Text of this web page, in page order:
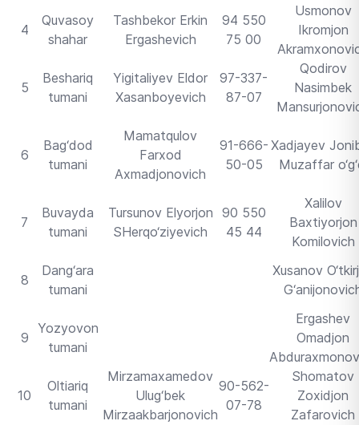
4
Quvasoy
shahar
Tashbekor Erkin
Ergashevich
94 550
75 00
Usmonov
Ikromjon
5
Beshariq
tumani
Yigitaliyev Eldor
Xasanboyevich
97-337-
87-07
Qodirov
Nasimbek
6
Bag‘dod
tumani
Mamatqulov
Farxod
Axmadjonovich
91-666-
50-05
Xadjayev
Muzaffar
7
Buvayda
tumani
Tursunov Elyorjon
SHerqo‘ziyevich
90 550
45 44
Xalilov
Baxtiyorjon
Komilovich
8
Dang‘ara
tumani
Xusanov
9
Yozyovon
tumani
Ergashev
Omadjon
10
Oltiariq
tumani
Mirzamaxamedov
Ulug‘bek
Mirzaakbarjonovich
90-562-
07-78
Shomatov
Zoxidjon
Zafarovich